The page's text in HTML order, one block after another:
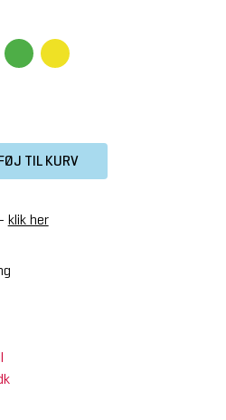
TIL KURV
klik her